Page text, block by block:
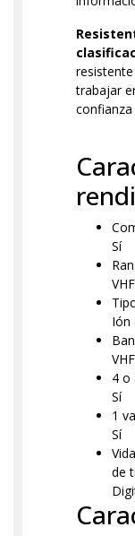
trabajar
confianza
Sí
Ión
4 o
Sí
1
Sí
de